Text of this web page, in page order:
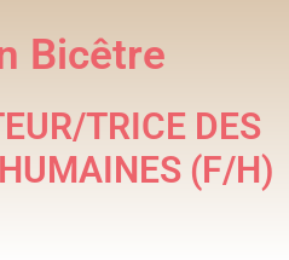
Bicêtre
TRICE DES
(F/H)